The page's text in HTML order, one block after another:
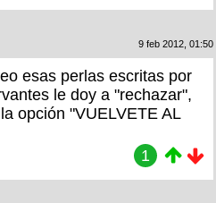
9 feb 2012, 01:50
esas perlas escritas por
le doy a "rechazar",
opción "VUELVETE AL
1